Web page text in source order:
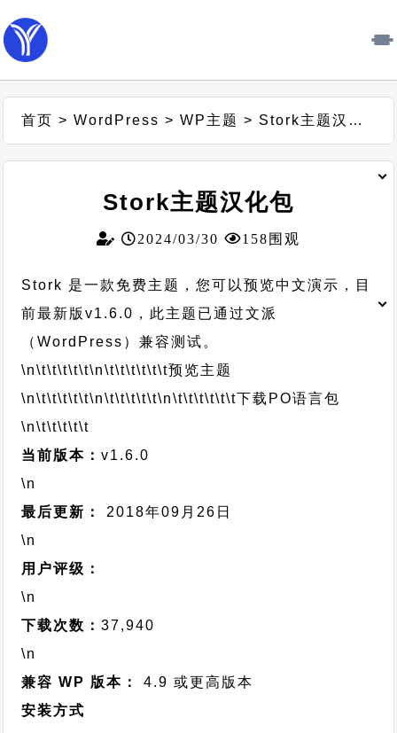
首页 >WordPress >WP主题 > Stork主题汉化包
Stork主题汉化包
2024/03/30 158围观
Stork 是一款免费主题，您可以预览中文演示，目
前最新版v1.6.0，此主题已通过文派
（WordPress）兼容测试。
\n\t\t\t\t\t\n\t\t\t\t\t\t预览主题
\n\t\t\t\t\t\n\t\t\t\t\t\n\t\t\t\t\t\t下载PO语言包
\n\t\t\t\t\t
当前版本：v1.6.0
\n
最后更新：
2018年09月26日
\n
用户评级：
\n
下载次数：37,940
\n
兼容 WP 版本：
4.9 或更高版本
安装方式